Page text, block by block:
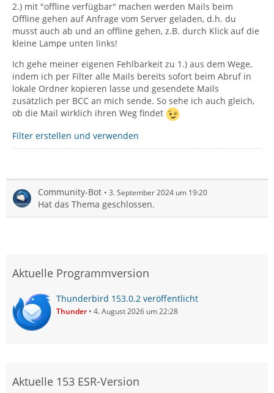
2.) mit "offline verfügbar" machen werden Mails beim
Offline gehen auf Anfrage vom Server geladen, d.h. du
musst auch ab und an offline gehen, z.B. durch Klick auf die
kleine Lampe unten links!
Ich gehe meiner eigenen Fehlbarkeit zu 1.) aus dem Wege,
indem ich per Filter alle Mails bereits sofort beim Abruf in
lokale Ordner kopieren lasse und gesendete Mails
zusätzlich per BCC an mich sende. So sehe ich auch gleich,
ob die Mail wirklich ihren Weg findet
Filter erstellen und verwenden
Community-Bot 3. September 2024 um 19:20
Hat das Thema geschlossen.
Aktuelle Programmversion
Thunderbird 153.0.2 veröffentlicht
Thunder 4. August 2026 um 22:28
Aktuelle 153 ESR-Version